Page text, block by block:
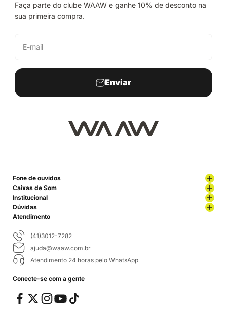
Faça parte do clube WAAW e ganhe 10% de desconto na
sua primeira compra.
E-mail
Enviar
Fone de ouvidos
Caixas de Som
Institucional
Dúvidas
Atendimento
(41)3012-7282
ajuda@waaw.com.br
Atendimento 24 horas pelo WhatsApp
Conecte-se com a gente